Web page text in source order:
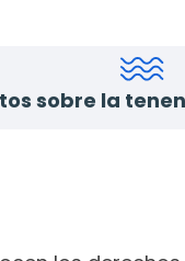
sobre la